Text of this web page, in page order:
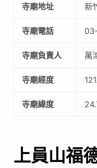
寺廟地址 新
寺廟電話
寺廟負責人 萬
寺廟經度
寺廟緯度
上員山福